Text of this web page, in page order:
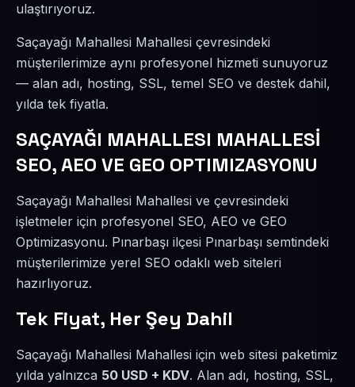
ulaştırıyoruz.
Saçayağı Mahallesi Mahallesi çevresindeki
müşterilerimize aynı profesyonel hizmeti sunuyoruz
— alan adı, hosting, SSL, temel SEO ve destek dahil,
yılda tek fiyatla.
SAÇAYAĞI MAHALLESI MAHALLESİ
SEO, AEO VE GEO OPTIMIZASYONU
Saçayağı Mahallesi Mahallesi ve çevresindeki
işletmeler için profesyonel SEO, AEO ve GEO
Optimizasyonu. Pınarbaşı ilçesi Pınarbaşı semtindeki
müşterilerimize yerel SEO odaklı web siteleri
hazırlıyoruz.
Tek Fiyat, Her Şey Dahil
Saçayağı Mahallesi Mahallesi için web sitesi paketimiz
yılda yalnızca 50 USD + KDV. Alan adı, hosting, SSL,